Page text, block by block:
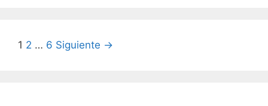
Navegación
1 2 … 6 Siguiente →